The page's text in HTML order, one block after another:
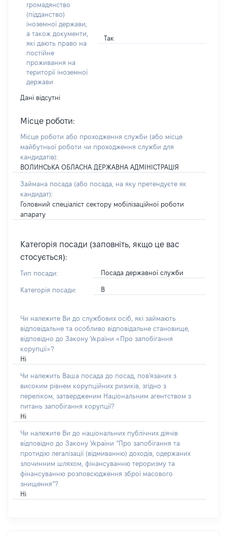
громадянство
(підданство)
іноземної держави,
а також документи,
які дають право на
постійне
проживання на
території іноземної
держави
Так
Дані відсутні
Місце роботи:
Місце роботи або проходження служби (або місце
майбутньої роботи чи проходження служби для
кандидатів):
ВОЛИНСЬКА ОБЛАСНА ДЕРЖАВНА АДМІНІСТРАЦІЯ
Займана посада (або посада, на яку претендуєте як
кандидат):
Головний спеціаліст сектору мобілізаційної роботи
апарату
Категорія посади (заповніть, якщо це вас
стосується):
Тип посади: Посада державної служби
Категорія посади: В
Чи належите Ви до службових осіб, які займають
відповідальне та особливо відповідальне становище,
відповідно до Закону України «Про запобігання
корупції»?
Ні
Чи належить Ваша посада до посад, пов'язаних з
високим рівнем корупційних ризиків, згідно з
переліком, затвердженим Національним агентством з
питань запобігання корупції?
Ні
Чи належите Ви до національних публічних діячів
відповідно до Закону України “Про запобігання та
протидію легалізації (відмиванню) доходів, одержаних
злочинним шляхом, фінансуванню тероризму та
фінансуванню розповсюдження зброї масового
знищення”?
Ні